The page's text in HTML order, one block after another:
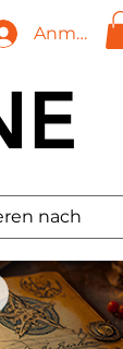
Anmelden
nach